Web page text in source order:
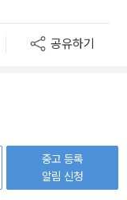
공유하기
중고 등록
알림 신청